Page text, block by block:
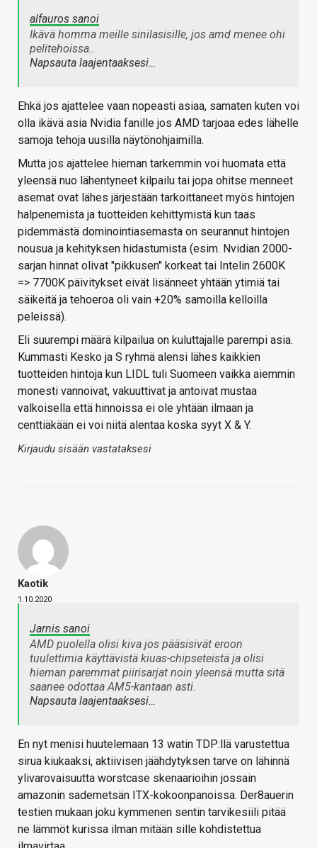
alfauros sanoi
Ikävä homma meille sinilasisille, jos amd menee ohi
pelitehoissa..
Napsauta laajentaaksesi…
Ehkä jos ajattelee vaan nopeasti asiaa, samaten kuten voi
olla ikävä asia Nvidia fanille jos AMD tarjoaa edes lähelle
samoja tehoja uusilla näytönohjaimilla.
Mutta jos ajattelee hieman tarkemmin voi huomata että
yleensä nuo lähentyneet kilpailu tai jopa ohitse menneet
asemat ovat lähes järjestään tarkoittaneet myös hintojen
halpenemista ja tuotteiden kehittymistä kun taas
pidemmästä dominointiasemasta on seurannut hintojen
nousua ja kehityksen hidastumista (esim. Nvidian 2000-
sarjan hinnat olivat "pikkusen" korkeat tai Intelin 2600K
=> 7700K päivitykset eivät lisänneet yhtään ytimiä tai
säikeitä ja tehoeroa oli vain +20% samoilla kelloilla
peleissä).
Eli suurempi määrä kilpailua on kuluttajalle parempi asia.
Kummasti Kesko ja S ryhmä alensi lähes kaikkien
tuotteiden hintoja kun LIDL tuli Suomeen vaikka aiemmin
monesti vannoivat, vakuuttivat ja antoivat mustaa
valkoisella että hinnoissa ei ole yhtään ilmaan ja
centtiäkään ei voi niitä alentaa koska syyt X & Y.
Kirjaudu sisään vastataksesi
Kaotik
1.10.2020
Jarnis sanoi
AMD puolella olisi kiva jos pääsisivät eroon
tuulettimia käyttävistä kiuas-chipseteistä ja olisi
hieman paremmat piirisarjat noin yleensä mutta sitä
saanee odottaa AM5-kantaan asti.
Napsauta laajentaaksesi…
En nyt menisi huutelemaan 13 watin TDP:llä varustettua
sirua kiukaaksi, aktiivisen jäähdytyksen tarve on lähinnä
ylivarovaisuutta worstcase skenaarioihin jossain
amazonin sademetsän ITX-kokoonpanoissa. Der8auerin
testien mukaan joku kymmenen sentin tarvikesiili pitää
ne lämmöt kurissa ilman mitään sille kohdistettua